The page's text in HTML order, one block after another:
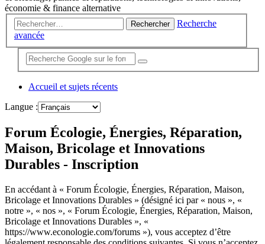
économie & finance alternative
Rechercher
Recherche
avancée
Accueil et sujets récents
Langue :
Forum Écologie, Énergies, Réparation,
Maison, Bricolage et Innovations
Durables - Inscription
En accédant à « Forum Écologie, Énergies, Réparation, Maison,
Bricolage et Innovations Durables » (désigné ici par « nous », «
notre », « nos », « Forum Écologie, Énergies, Réparation, Maison,
Bricolage et Innovations Durables », «
https://www.econologie.com/forums »), vous acceptez d’être